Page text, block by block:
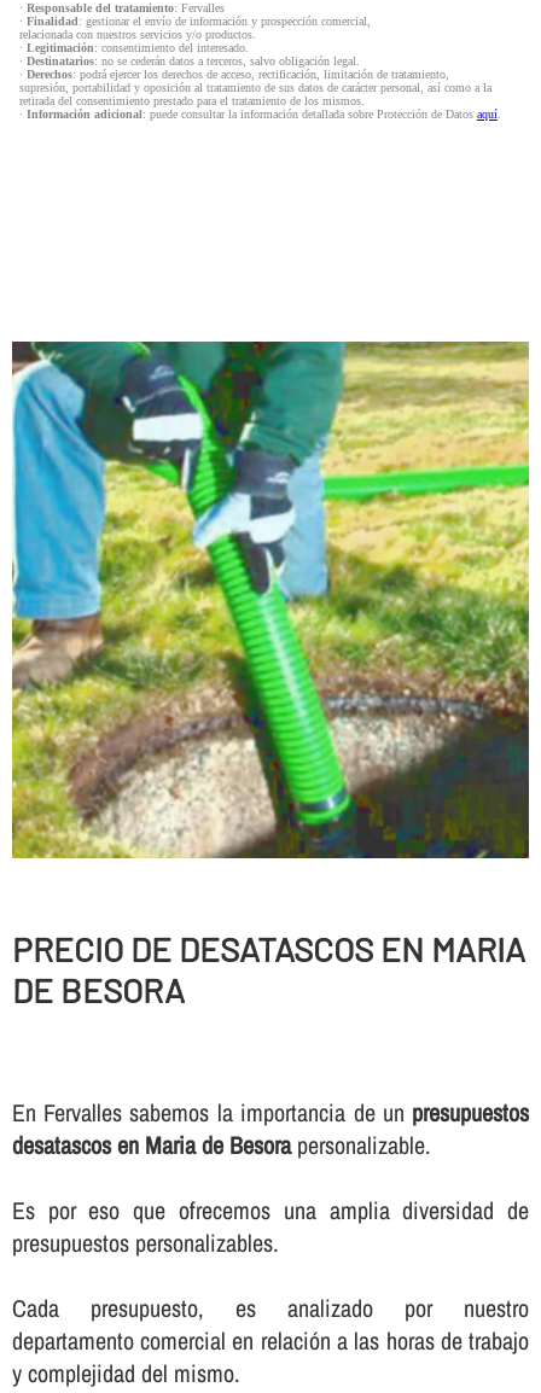
· Responsable del tratamiento: Fervalles
· Finalidad: gestionar el envío de información y prospección comercial,
relacionada con nuestros servicios y/o productos.
· Legitimación: consentimiento del interesado.
· Destinatarios: no se cederán datos a terceros, salvo obligación legal.
· Derechos: podrá ejercer los derechos de acceso, rectificación, limitación de tratamiento,
supresión, portabilidad y oposición al tratamiento de sus datos de carácter personal, así como a la
retirada del consentimiento prestado para el tratamiento de los mismos.
· Información adicional: puede consultar la información detallada sobre Protección de Datos aquí.
PRECIO DE DESATASCOS EN MARIA
DE BESORA
En Fervalles sabemos la importancia de un presupuestos
desatascos en Maria de Besorapersonalizable.
Es por eso que ofrecemos una amplia diversidad de
presupuestos personalizables.
Cada presupuesto, es analizado por nuestro
departamento comercial en relación a las horas de trabajo
y complejidad del mismo.